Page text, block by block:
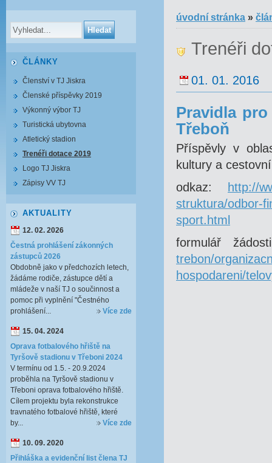
úvodní stránka »
Trenéři
01. 01. 2016
Pravidla
Třeboň
Příspěvly v
kultury a
odkaz:
http://
struktura/odbor-
sport.html
formulář
trebon/
hospodareni/
ČLÁNKY
Členství v TJ Jiskra
Členské příspěvky 2019
Výkonný výbor TJ
Turistická ubytovna
Atletický stadion
Trenéři dotace 2019
Logo TJ Jiskra
Zápisy VV TJ
AKTUALITY
12. 02. 2026
Čestná prohlášení zákonných
zástupců 2026
Obdobně jako v předchozích letech,
žádáme rodiče, zástupce dětí a
mládeže v naší TJ o součinnost a
pomoc při vyplnění "Čestného
prohlášení...
Více zde
15. 04. 2024
Oprava fotbalového hřiště na
Tyršově stadionu v Třeboni 2024
V termínu od 1.5. - 20.9.2024
proběhla na Tyršově stadionu v
Třeboni oprava fotbalového hřiště.
Cílem projektu byla rekonstrukce
travnatého fotbalové hřiště, které
by...
Více zde
10. 09. 2020
Přihláška a evidenční list člena TJ